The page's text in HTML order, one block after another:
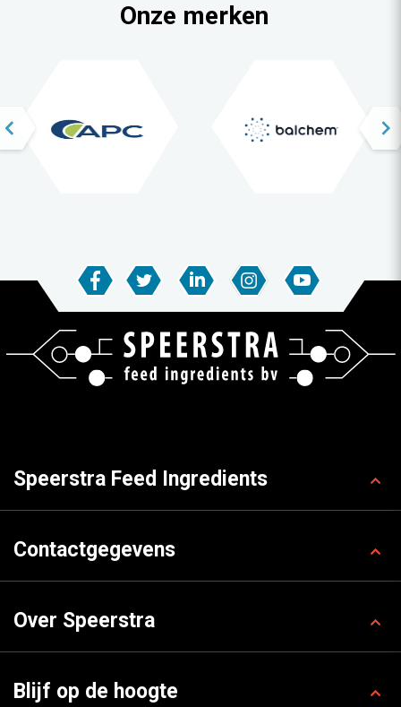
Onze merken
Speerstra Feed Ingredients
Contactgegevens
Over Speerstra
Blijf op de hoogte